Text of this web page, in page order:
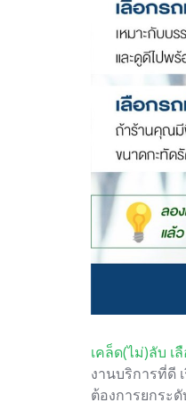
เคล็ด(ไม่)ลับ
งานบริการที่ดี
ต้องการยกระ